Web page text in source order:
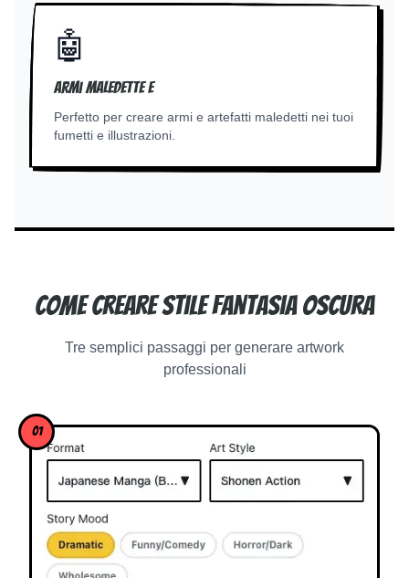
🤖
Armi maledette e
Perfetto per creare armi e artefatti maledetti nei tuoi
fumetti e illustrazioni.
Come creare Stile fantasia oscura
Tre semplici passaggi per generare artwork
professionali
01